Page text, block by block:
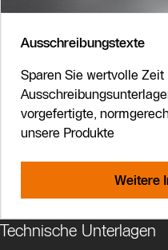
Ausschreibungstexte
Sparen Sie wertvolle
vorgefertigte,
unsere Produkte
Weitere
Technische Unterlagen